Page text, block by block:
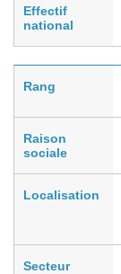
Effectif
national
Rang
Raison
sociale
Localisation
Secteur